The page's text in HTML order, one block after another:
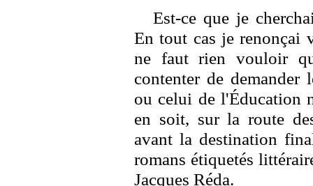
Est-ce que je
En tout cas je renonçai
ne faut rien vouloir
contenter de demander
ou celui de l'Éducation
en soit, sur la route
avant la destination
romans étiquetés
Jacques Réda.